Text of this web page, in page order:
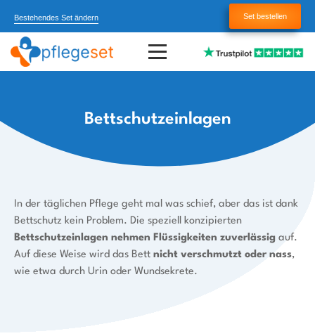
Bestehendes Set ändern Set bestellen
Bettschutzeinlagen
In der täglichen Pflege geht mal was schief, aber das ist dank
Bettschutz kein Problem. Die speziell konzipierten
Bettschutzeinlagen nehmen Flüssigkeiten zuverlässig auf.
Auf diese Weise wird das Bett nicht verschmutzt oder nass,
wie etwa durch Urin oder Wundsekrete.